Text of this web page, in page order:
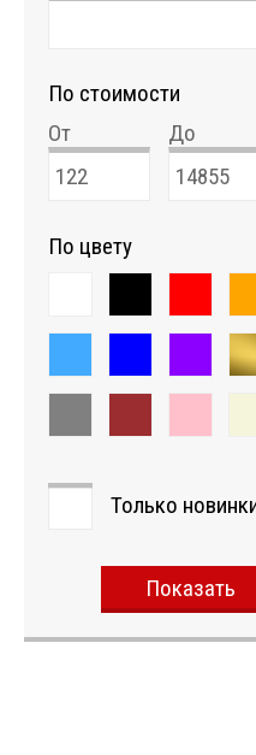
По стоимости
От
До
По цвету
Только
Показать